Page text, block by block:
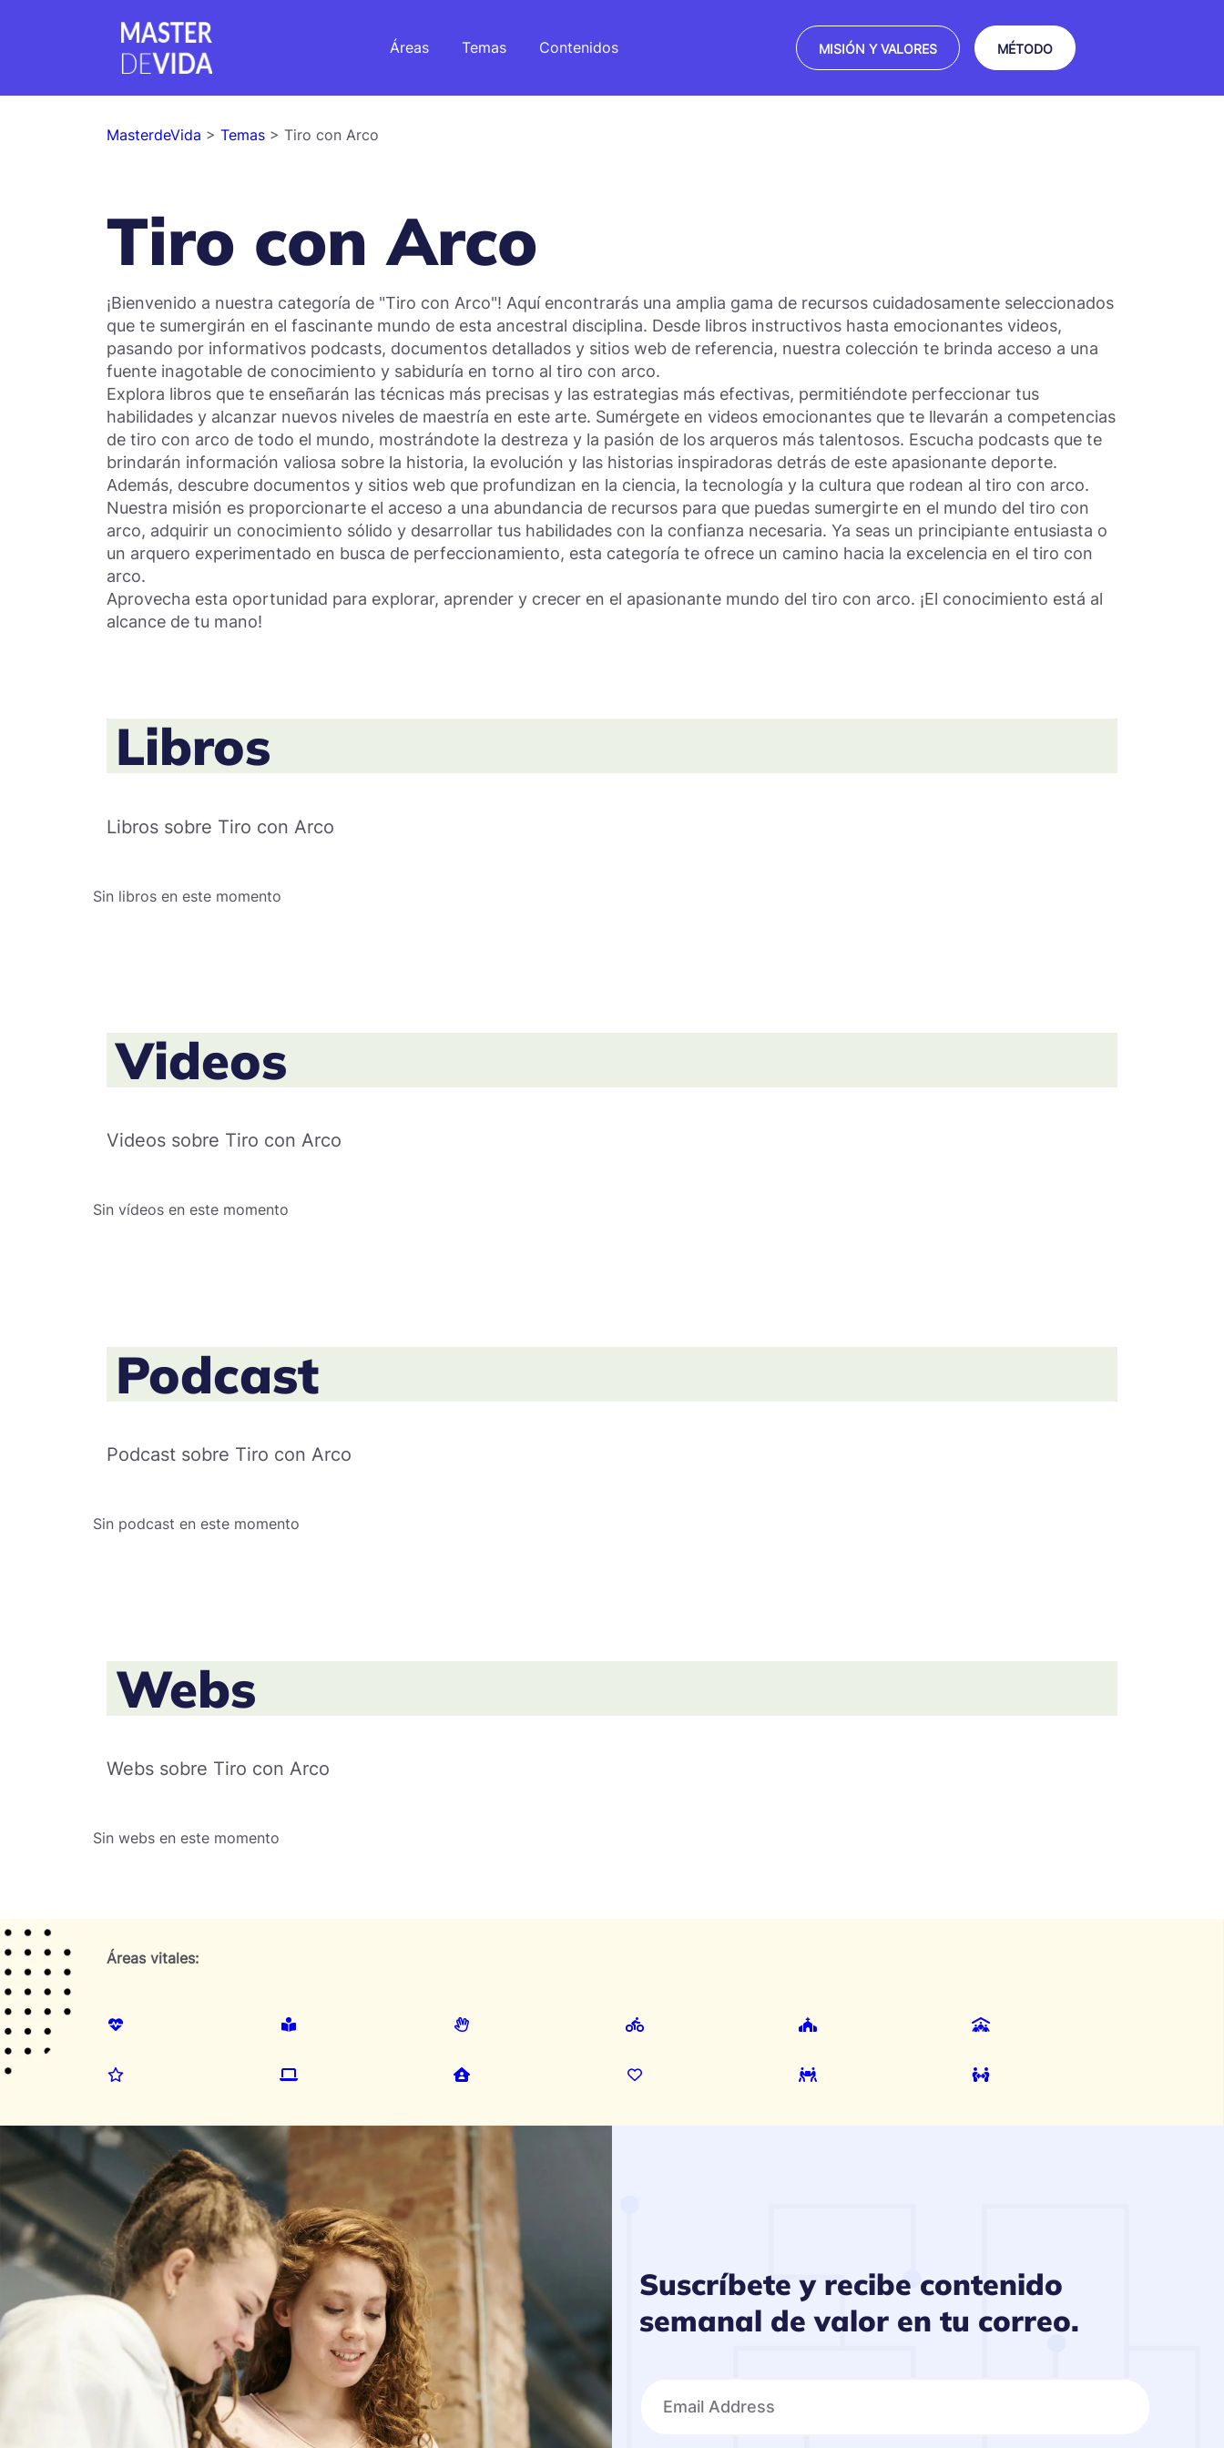
Áreas Temas Contenidos MISIÓN Y VALORES MÉTODO
MasterdeVida > Temas > Tiro con Arco
Tiro con Arco
¡Bienvenido a nuestra categoría de "Tiro con Arco"! Aquí encontrarás una amplia gama de recursos cuidadosamente seleccionados
que te sumergirán en el fascinante mundo de esta ancestral disciplina. Desde libros instructivos hasta emocionantes videos,
pasando por informativos podcasts, documentos detallados y sitios web de referencia, nuestra colección te brinda acceso a una
fuente inagotable de conocimiento y sabiduría en torno al tiro con arco.
Explora libros que te enseñarán las técnicas más precisas y las estrategias más efectivas, permitiéndote perfeccionar tus
habilidades y alcanzar nuevos niveles de maestría en este arte. Sumérgete en videos emocionantes que te llevarán a competencias
de tiro con arco de todo el mundo, mostrándote la destreza y la pasión de los arqueros más talentosos. Escucha podcasts que te
brindarán información valiosa sobre la historia, la evolución y las historias inspiradoras detrás de este apasionante deporte.
Además, descubre documentos y sitios web que profundizan en la ciencia, la tecnología y la cultura que rodean al tiro con arco.
Nuestra misión es proporcionarte el acceso a una abundancia de recursos para que puedas sumergirte en el mundo del tiro con
arco, adquirir un conocimiento sólido y desarrollar tus habilidades con la confianza necesaria. Ya seas un principiante entusiasta o
un arquero experimentado en busca de perfeccionamiento, esta categoría te ofrece un camino hacia la excelencia en el tiro con
arco.
Aprovecha esta oportunidad para explorar, aprender y crecer en el apasionante mundo del tiro con arco. ¡El conocimiento está al
alcance de tu mano!
Libros
Libros sobre Tiro con Arco
Sin libros en este momento
Videos
Videos sobre Tiro con Arco
Sin vídeos en este momento
Podcast
Podcast sobre Tiro con Arco
Sin podcast en este momento
Webs
Webs sobre Tiro con Arco
Sin webs en este momento
Áreas vitales:
Suscríbete y recibe contenido
semanal de valor en tu correo.